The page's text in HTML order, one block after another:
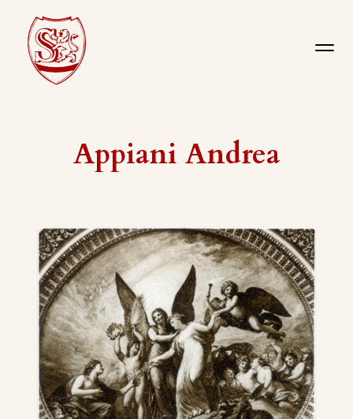
Appiani Andrea